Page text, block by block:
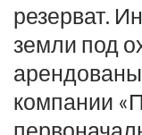
резерват.
земли под
компании